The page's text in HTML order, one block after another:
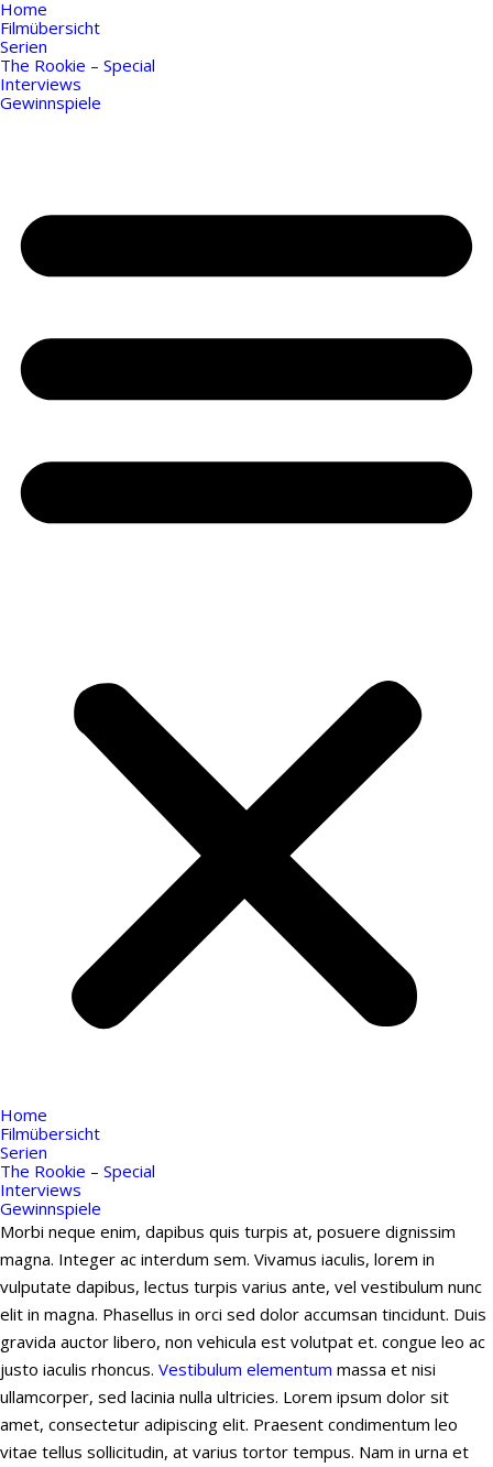
Home
Filmübersicht
Serien
The Rookie – Special
Interviews
Gewinnspiele
Home
Filmübersicht
Serien
The Rookie – Special
Interviews
Gewinnspiele
Morbi neque enim, dapibus quis turpis at, posuere dignissim
magna. Integer ac interdum sem. Vivamus iaculis, lorem in
vulputate dapibus, lectus turpis varius ante, vel vestibulum nunc
elit in magna. Phasellus in orci sed dolor accumsan tincidunt. Duis
gravida auctor libero, non vehicula est volutpat et. congue leo ac
justo iaculis rhoncus. Vestibulum elementum massa et nisi
ullamcorper, sed lacinia nulla ultricies. Lorem ipsum dolor sit
amet, consectetur adipiscing elit. Praesent condimentum leo
vitae tellus sollicitudin, at varius tortor tempus. Nam in urna et